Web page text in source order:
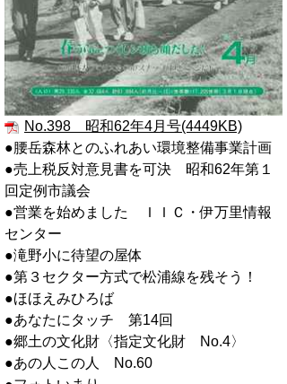
No.398 昭和62年4月号(4449KB)
●腰岳森林とのふれあい環境整備事業計画
●売上税反対意見書を可決 昭和62年第１
回定例市議会
●営業を始めました ＩＩＣ・伊万里情報
センター
●滝野小に待望の屋体
●第３セクター方式で松浦線を残そう！
●ほほえみひろば
●あなたにタッチ 第14回
●郷土の文化財〈指定文化財 No.4〉
●あの人この人 No.60